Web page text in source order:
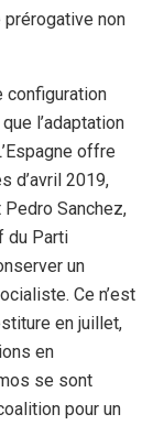
non
configuration
l’adaptation
offre
d’avril 2019,
Sanchez,
du Parti
un
Ce n’est
en juillet,
en
se sont
pour un